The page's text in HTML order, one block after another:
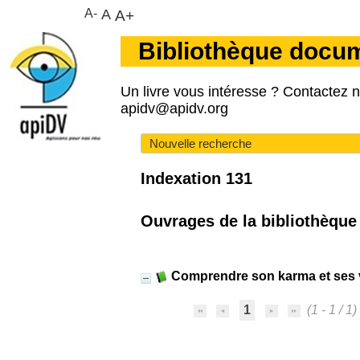
Bibliothèque
Un livre vous intéresse ? Contactez
apidv@apidv.org
Nouvelle recherche
Indexation 131
Ouvrages de la
Comprendre son karma et ses
1 (1 - 1 / 1)
A- A A+